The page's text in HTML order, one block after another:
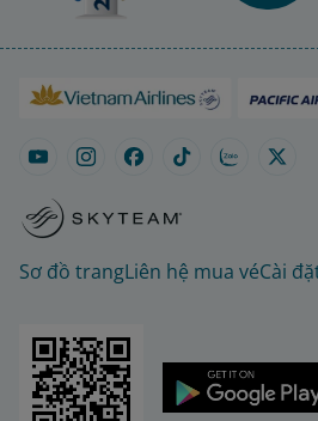
Sơ đồ trangLiên hệ mua véCài